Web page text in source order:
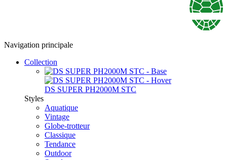
Navigation principale
Collection
DS SUPER PH2000M STC
Styles
Aquatique
Vintage
Globe-trotteur
Classique
Tendance
Outdoor